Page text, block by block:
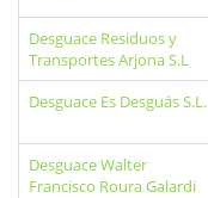
Desguace Residuos y
Transportes Arjona S.L
Desguace Es Desguás S.L.
Desguace Walter
Francisco Roura Galardi